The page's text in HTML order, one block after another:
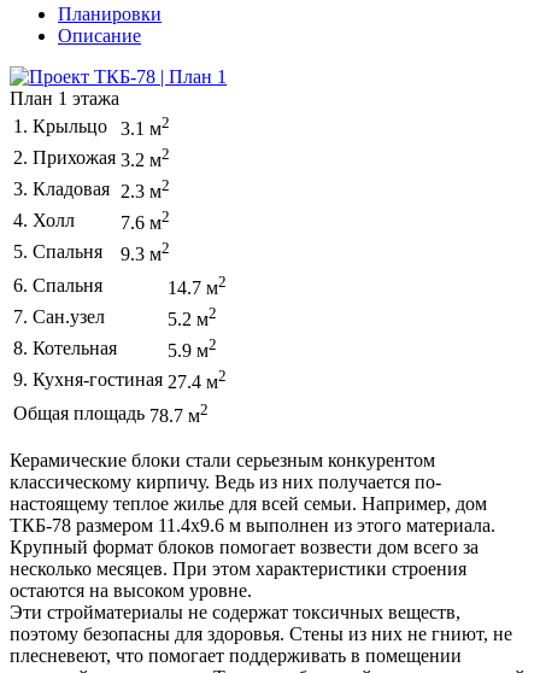
Планировки
Описание
План 1 этажа
1. Крыльцо
3.1 м2
2. Прихожая 3.2 м2
3. Кладовая 2.3 м2
4. Холл 7.6 м2
5. Спальня 9.3 м2
6. Спальня 14.7 м2
7. Сан.узел 5.2 м2
8. Котельная 5.9 м2
9. Кухня-гостиная 27.4 м2
Общая площадь 78.7 м2
Керамические блоки стали серьезным конкурентом
классическому кирпичу. Ведь из них получается по-
настоящему теплое жилье для всей семьи. Например, дом
ТКБ-78 размером 11.4х9.6 м выполнен из этого материала.
Крупный формат блоков помогает возвести дом всего за
несколько месяцев. При этом характеристики строения
остаются на высоком уровне.
Эти стройматериалы не содержат токсичных веществ,
поэтому безопасны для здоровья. Стены из них не гниют, не
плесневеют, что помогает поддерживать в помещении